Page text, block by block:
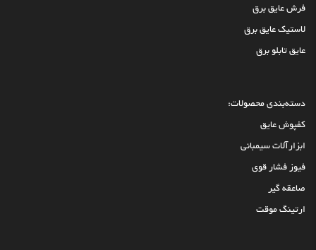
فرش عایق برق
لاستیک عایق برق
عایق تابلو برق
دسته‌بندی محصولات:
کفپوش عایق
ابزارآلات سیمبانی
فیوز فشار قوی
صاعقه گیر
ارتینگ موقت